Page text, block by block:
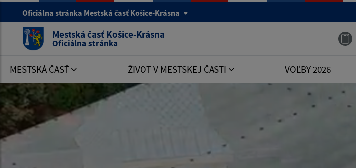
Oficiálna stránka Mestská časť Košice-Krásna
Mestská časť Košice-Krásna
Oficiálna stránka
MESTSKÁ ČASŤ ŽIVOT V MESTSKEJ ČASTI VOĽBY 2026